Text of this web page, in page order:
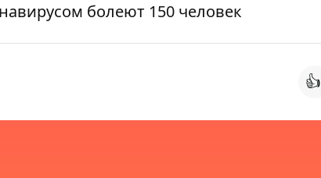
болеют 150 человек
👍